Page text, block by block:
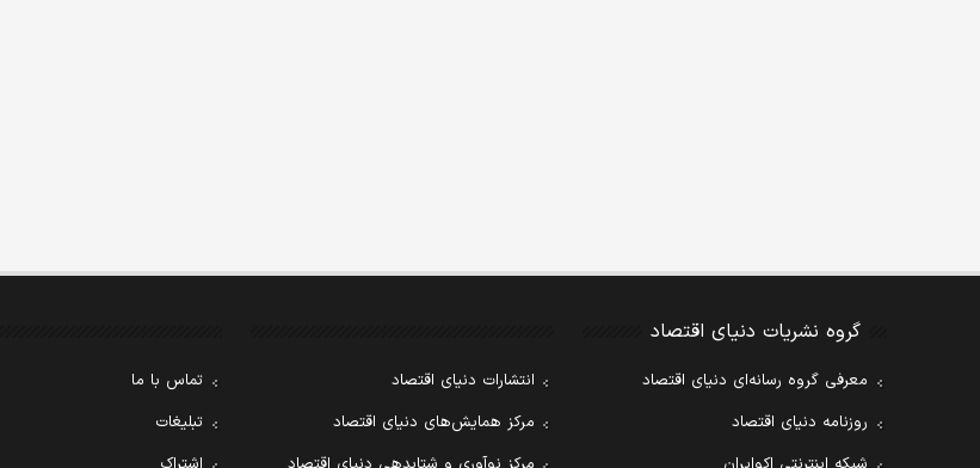
گروه نشریات دنیای اقتصاد
معرفی گروه رسانه‌ای دنیای اقتصاد
روزنامه دنیای اقتصاد
انتشارات دنیای اقتصاد
مرکز همایش‌های دنیای اقتصاد
تماس با ما
تبلیغات